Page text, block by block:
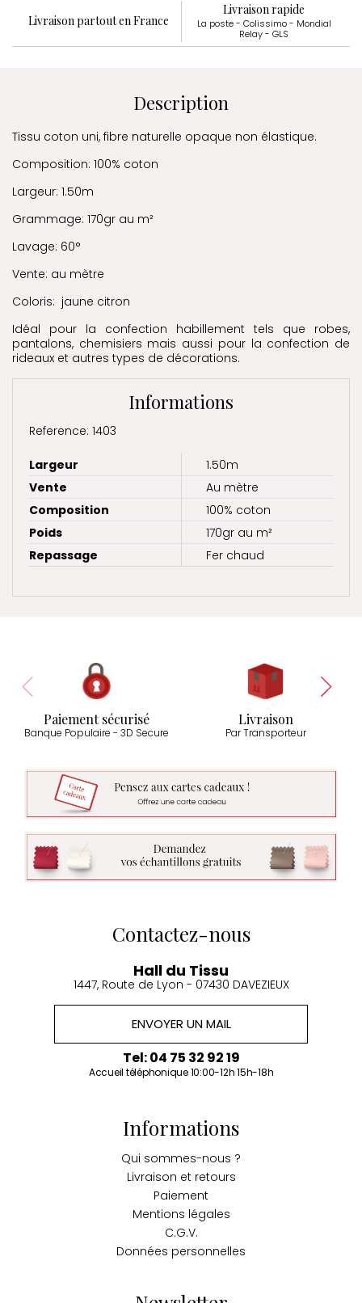
Livraison partout en France
Livraison rapide
La poste - Colissimo - Mondial
Relay - GLS
Description
Tissu coton uni, fibre naturelle opaque non élastique.
Composition: 100% coton
Largeur: 1.50m
Grammage: 170gr au m²
Lavage: 60°
Vente: au mètre
Coloris: jaune citron
Idéal pour la confection habillement tels que robes,
pantalons, chemisiers mais aussi pour la confection de
rideaux et autres types de décorations.
Informations
Reference: 1403
Largeur
1.50m
Vente
Au mètre
Composition
100% coton
Poids
170gr au m²
Repassage
Fer chaud
Paiement sécurisé
Banque Populaire - 3D Secure
Livraison
Par Transporteur
Contactez-nous
Hall du Tissu
1447, Route de Lyon - 07430 DAVEZIEUX
ENVOYER UN MAIL
Tel: 04 75 32 92 19
Accueil téléphonique 10:00-12h 15h-18h
Informations
Qui sommes-nous ?
Livraison et retours
Paiement
Mentions légales
C.G.V.
Données personnelles